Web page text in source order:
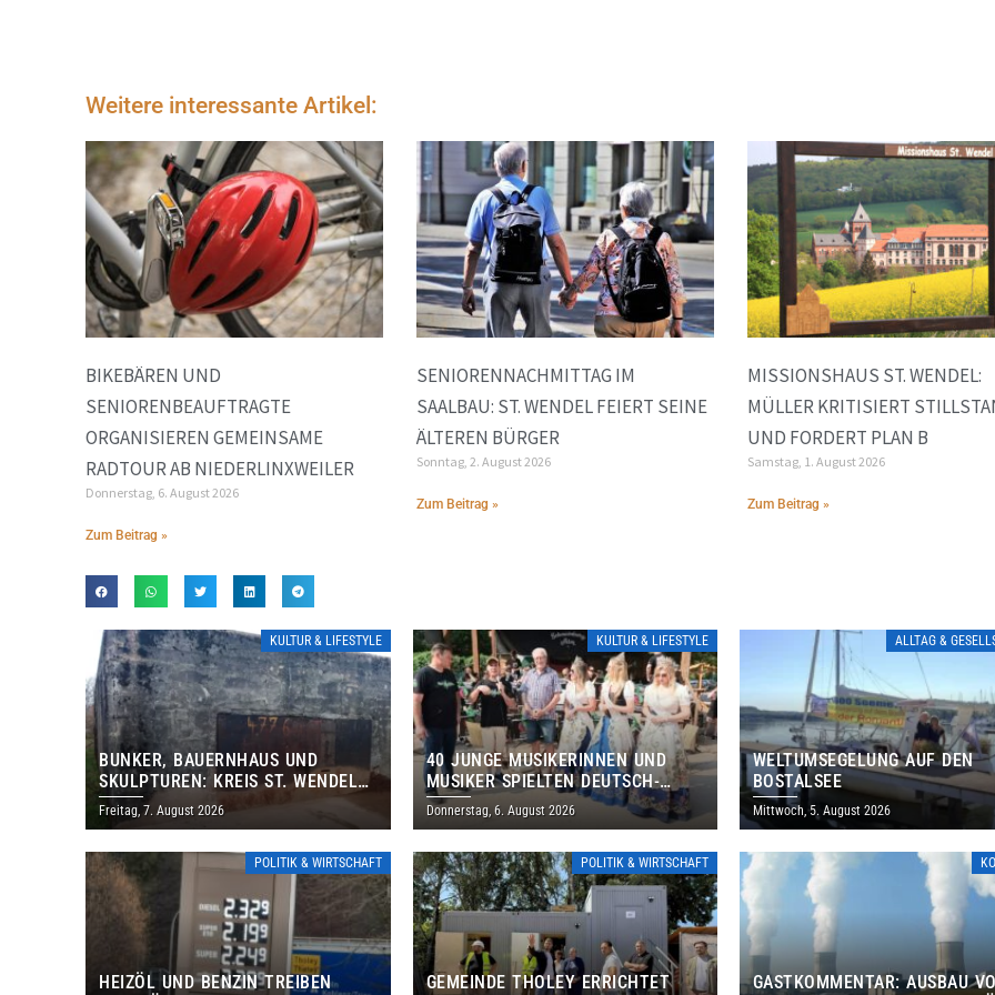
Weitere interessante Artikel:
BIKEBÄREN UND
SENIORENBEAUFTRAGTE
ORGANISIEREN GEMEINSAME
RADTOUR AB NIEDERLINXWEILER
Donnerstag, 6. August 2026
Zum Beitrag »
SENIORENNACHMITTAG IM
SAALBAU: ST. WENDEL FEIERT SEINE
ÄLTEREN BÜRGER
Sonntag, 2. August 2026
Zum Beitrag »
MISSIONSHAUS ST. WENDEL:
MÜLLER KRITISIERT
UND FORDERT PLAN B
Samstag, 1. August 2026
Zum Beitrag »
KULTUR & LIFESTYLE
BUNKER, BAUERNHAUS UND
SKULPTUREN: KREIS ST. WENDEL
LÄDT ZUM TAG DES OFFENEN
DENKMALS EIN
Freitag, 7. August 2026
KULTUR & LIFESTYLE
40 JUNGE MUSIKERINNEN UND
MUSIKER SPIELTEN DEUTSCH-
BRASILIANISCHES PROGRAMM IN
THOLEY
Donnerstag, 6. August 2026
ALLTAG &
WELTUMSEGELUNG AUF DEN
BOSTALSEE
Mittwoch, 5. August 2026
POLITIK & WIRTSCHAFT
HEIZÖL UND BENZIN TREIBEN
POLITIK & WIRTSCHAFT
GEMEINDE THOLEY ERRICHTET
GASTKOMMENTAR: AUSBAU